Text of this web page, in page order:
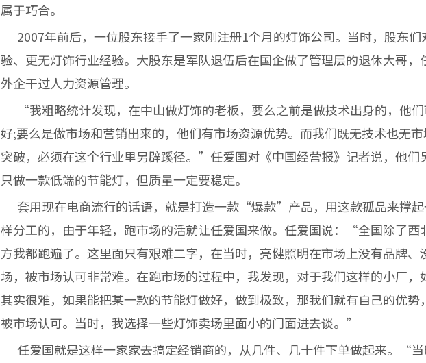
属于巧合。
2007年前后，一位股东接手了一家刚注册1个月的灯饰公司。当时，股东们
验、更无灯饰行业经验。大股东是军队退伍后在国企做了管理层的退休大哥，
外企干过人力资源管理。
“我粗略统计发现，在中山做灯饰的老板，要么之前是做技术出身的，他
好;要么是做市场和营销出来的，他们有市场资源优势。而我们既无技术也无
突破，必须在这个行业里另辟蹊径。”任爱国对《中国经营报》记者说，他们
只做一款低端的节能灯，但质量一定要稳定。
套用现在电商流行的话语，就是打造一款“爆款”产品，用这款孤品来撑起
样分工的，由于年轻，跑市场的活就让任爱国来做。任爱国说：“全国除了西
方我都跑遍了。这里面只有艰难二字，在当时，亮健照明在市场上没有品牌、
场，被市场认可非常难。在跑市场的过程中，我发现，对于我们这样的小厂，
其实很难，如果能把某一款的节能灯做好，做到极致，那我们就有自己的优势
被市场认可。当时，我选择一些灯饰卖场里面小的门面进去谈。”
任爱国就是这样一家家去搞定经销商的，从几件、几十件下单做起来。“